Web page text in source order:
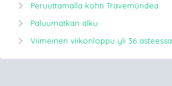
Peruuttamalla kohti Travemündea
Paluumatkan alku
Viimeinen viikonloppu yli 36 asteessa.